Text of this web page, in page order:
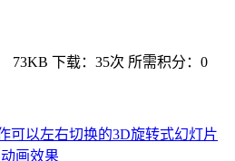
73KB 下载： 35次 所需积分：0
可以左右切换的3D旋转式幻灯片
画效果